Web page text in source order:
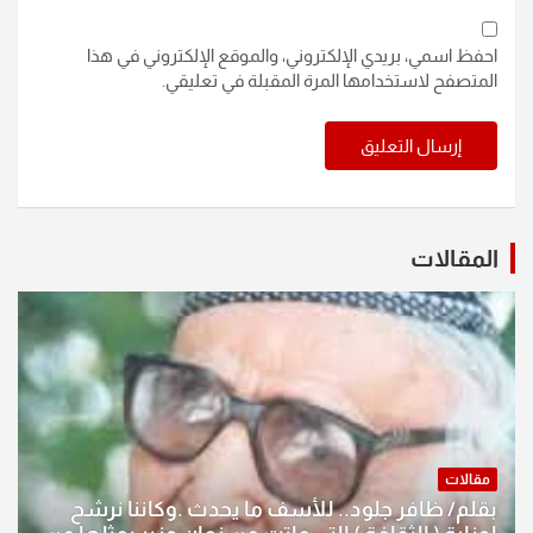
احفظ اسمي، بريدي الإلكتروني، والموقع الإلكتروني في هذا
المتصفح لاستخدامها المرة المقبلة في تعليقي.
المقالات
مقالات
بقلم/ ظافر جلود.. للأسف ما يحدث .وكاننا نرشح